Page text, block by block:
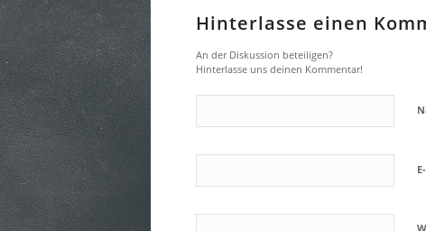
Hinterlasse einen
An der Diskussion beteiligen?
Hinterlasse uns deinen Kommentar!